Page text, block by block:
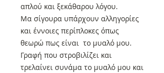
απλού και ξεκάθαρου λόγου.
Μα σίγουρα υπάρχουν αλληγορίες
και έννοιες περίπλοκες όπως
θεωρώ πως είναι το μυαλό μου.
Γραφή που στροβιλίζει και
τρελαίνει συνάμα το μυαλό μου και